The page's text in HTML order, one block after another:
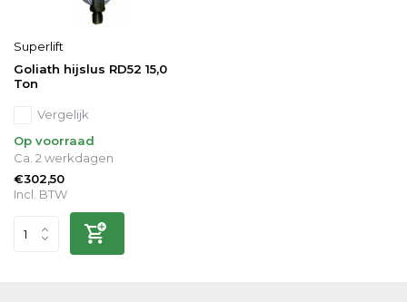
Superlift
Goliath hijslus RD52 15,0
Ton
Vergelijk
Op voorraad
Ca. 2 werkdagen
€302,50
Incl. BTW